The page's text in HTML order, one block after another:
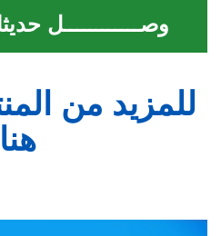
وصــــــــــــل حديثا
للمزيد من
هنا